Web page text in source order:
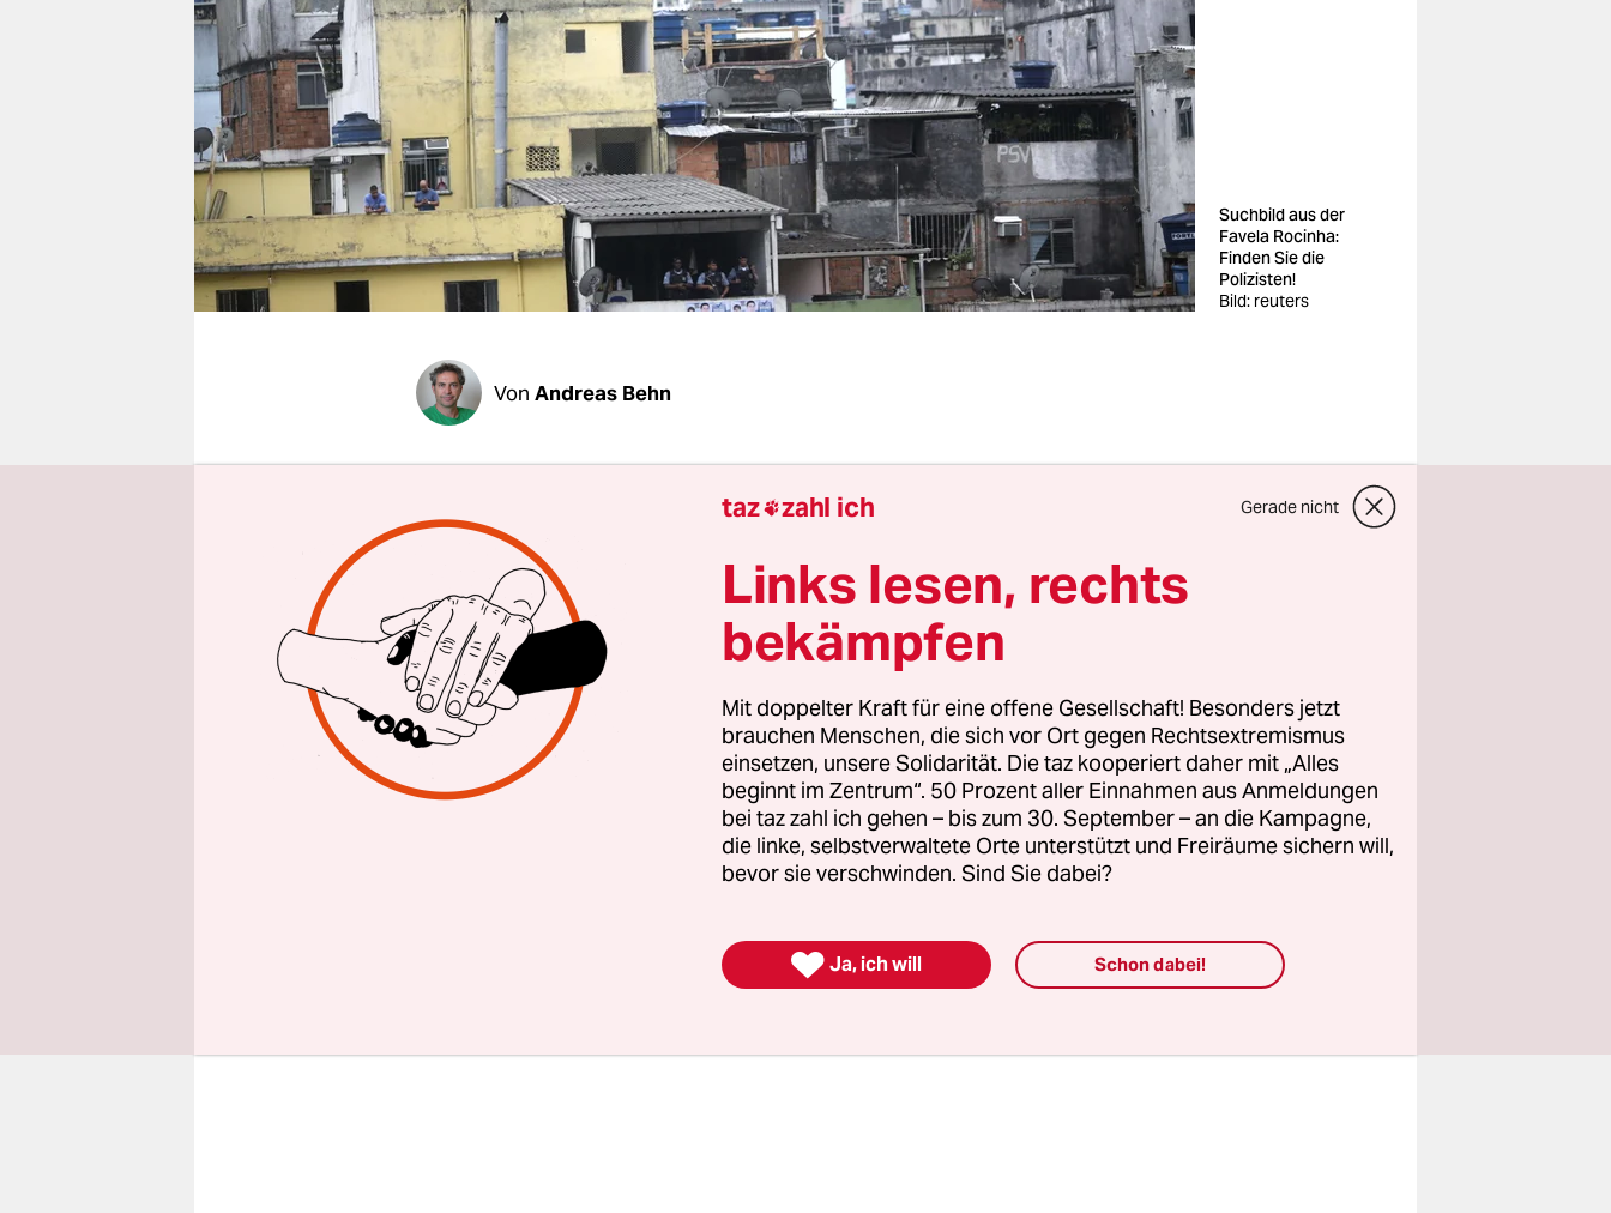
verlag
veranstaltungen
shop
fragen & hilfe
unterstützen
abo
genossenschaft
Suchbild aus der
Favela Rocinha:
Finden Sie die
Polizisten!
Bild: reuters
Von Andreas Behn
| „Am Sonntag werde ich nicht auf die Demo
gehen. Ich bin schwarz, und ich bin eine Frau,“ sagt Fabíola mit fester
Stimme. „Leute wie ich sind bevorzugtes Ziel der Polizeiübergriffe.“
Und die Staatsmacht habe schon angekündigt, dass das Maracanã-
Stadion mit allen Mitteln verteidigt wird.
Acht junge Leute sitzen am Kneipentisch in einer engen Gasse im
Zentrum von Rio de Janeiro. Diskutiert wird auch dort die Protestwelle
im Land, wie wird es weitergehen, gelingt es der Regierung, den Unmut
im Land mit ihren wohlklingenden Versprechen zu besänftigen? Am
Sonntag spielt Brasilien im Endspiel des Confed-Cups gegen Spanien,
mindestens vier Protestmärsche sind geplant.
taz zahl ich Gerade nicht
Links lesen, rechts
bekämpfen
Mit doppelter Kraft für eine offene Gesellschaft! Besonders jetzt
brauchen Menschen, die sich vor Ort gegen Rechtsextremismus
einsetzen, unsere Solidarität. Die taz kooperiert daher mit „Alles
beginnt im Zentrum“. 50 Prozent aller Einnahmen aus Anmeldungen
bei taz zahl ich gehen – bis zum 30. September – an die Kampagne,
die linke, selbstverwaltete Orte unterstützt und Freiräume sichern will,
bevor sie verschwinden. Sind Sie dabei?
 Ja, ich will Schon dabei!